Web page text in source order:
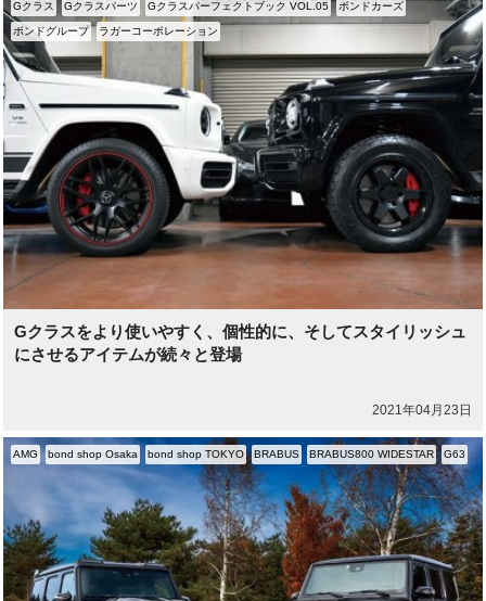
Gクラスをより使いやすく、個性的に、そしてスタイリッシュ
にさせるアイテムが続々と登場
2021年04月23日
Gクラス Gクラスパーツ Gクラスパーフェクトブック VOL.05 ボンドカーズ
ボンドグループ ラガーコーポレーション
AMG bond shop Osaka bond shop TOKYO BRABUS BRABUS800 WIDESTAR G63